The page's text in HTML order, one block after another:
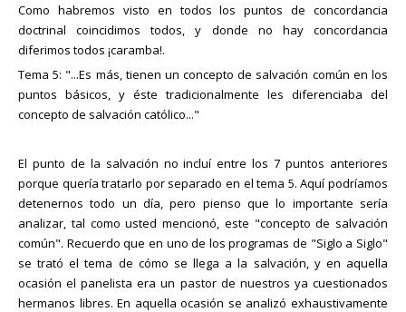
Como habremos visto en todos los puntos de concordancia
doctrinal coincidimos todos, y donde no hay concordancia
diferimos todos ¡caramba!.
Tema 5: "...Es más, tienen un concepto de salvación común en los
puntos básicos, y éste tradicionalmente les diferenciaba del
concepto de salvación católico..."
El punto de la salvación no incluí entre los 7 puntos anteriores
porque quería tratarlo por separado en el tema 5. Aquí podríamos
detenernos todo un día, pero pienso que lo importante sería
analizar, tal como usted mencionó, este "concepto de salvación
común". Recuerdo que en uno de los programas de "Siglo a Siglo"
se trató el tema de cómo se llega a la salvación, y en aquella
ocasión el panelista era un pastor de nuestros ya cuestionados
hermanos libres. En aquella ocasión se analizó exhaustivamente